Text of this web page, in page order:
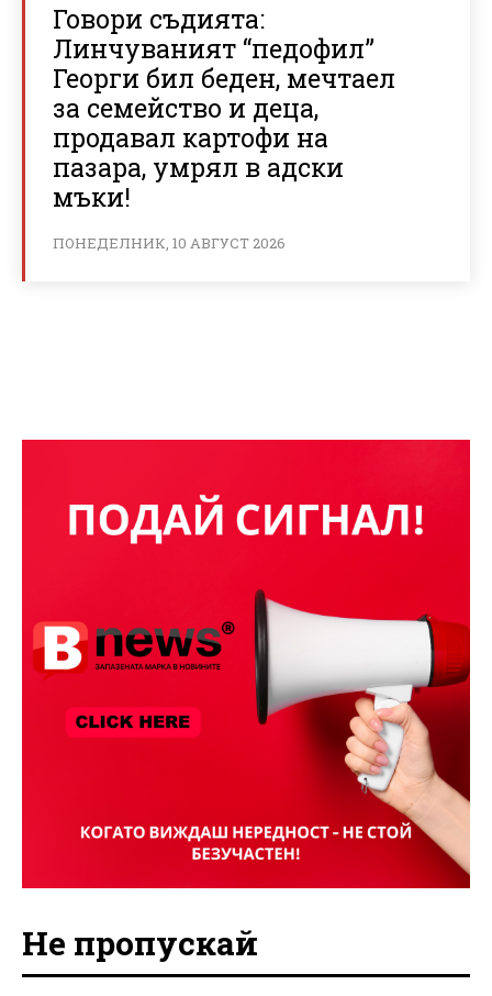
Говори съдията:
Линчуваният “педофил”
Георги бил беден, мечтаел
за семейство и деца,
продавал картофи на
пазара, умрял в адски
мъки!
ПОНЕДЕЛНИК, 10 АВГУСТ 2026
Не пропускай